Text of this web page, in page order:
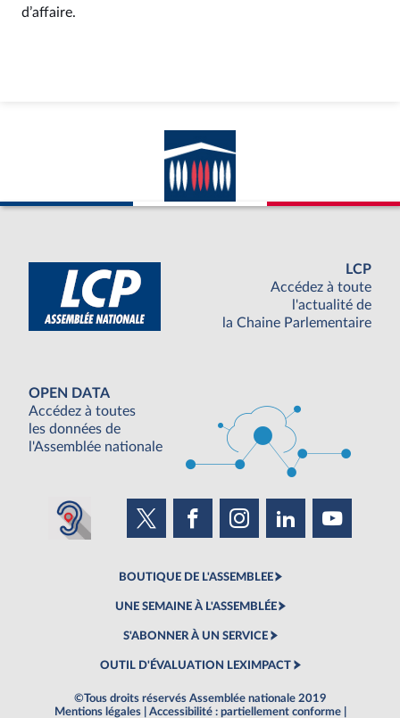
d’affaire.
LCP
Accédez à toute
l'actualité de
la Chaine Parlementaire
OPEN DATA
Accédez à toutes
les données de
l'Assemblée nationale
BOUTIQUE DE L'ASSEMBLEE
UNE SEMAINE À L'ASSEMBLÉE
S'ABONNER À UN SERVICE
OUTIL D'ÉVALUATION LEXIMPACT
©Tous droits réservés Assemblée nationale 2019
Mentions légales
Accessibilité : partiellement conforme